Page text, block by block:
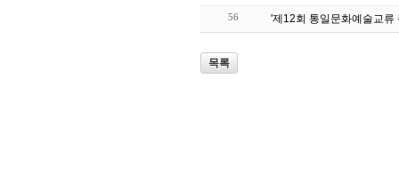
56 '제12회 통일문화예술교류
목록